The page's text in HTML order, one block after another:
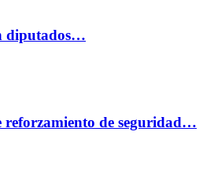
diputados…
reforzamiento de seguridad…